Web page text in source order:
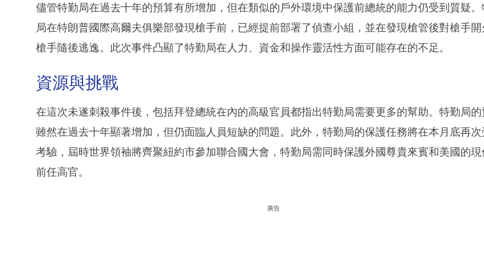
儘管特勤局在過去十年的預算有所增加，但在類似的戶外環境中保護前總統的能力仍受到質疑。
局在特朗普國際高爾夫俱樂部發現槍手前，已經提前部署了偵查小組，並在發現槍管後對槍手開
槍手隨後逃逸。此次事件凸顯了特勤局在人力、資金和操作靈活性方面可能存在的不足。
資源與挑戰
在這次未遂刺殺事件後，包括拜登總統在內的高級官員都指出特勤局需要更多的幫助。特勤局的
雖然在過去十年顯著增加，但仍面臨人員短缺的問題。此外，特勤局的保護任務將在本月底再次
考驗，屆時世界領袖將齊聚紐約市參加聯合國大會，特勤局需同時保護外國尊貴來賓和美國的現
前任高官。
廣告